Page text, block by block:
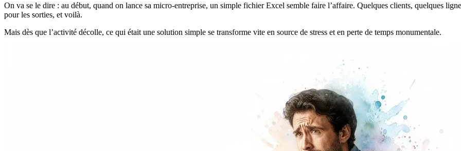
On va se le dire : au début, quand on lance sa micro-entreprise, un simple fichier Excel semble faire l’affaire. Quelques clients, quelques
pour les sorties, et voilà.
Mais dès que l’activité décolle, ce qui était une solution simple se transforme vite en source de stress et en perte de temps monumentale.